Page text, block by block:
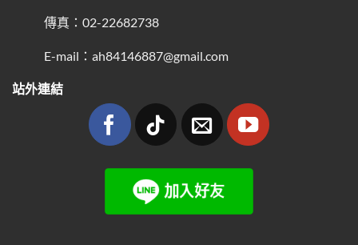
傳真：02-22682738
E-mail：ah84146887@gmail.com
站外連結